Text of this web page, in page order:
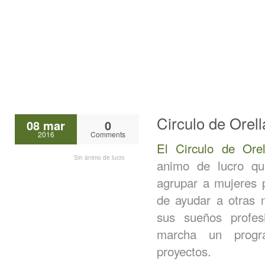
08 mar
2016
0
Comments
Sin ánimo de lucro
Circulo de
El Circulo de
animo de lucro
agrupar a mujeres
de ayudar a otras
sus sueños
marcha un
proyectos.